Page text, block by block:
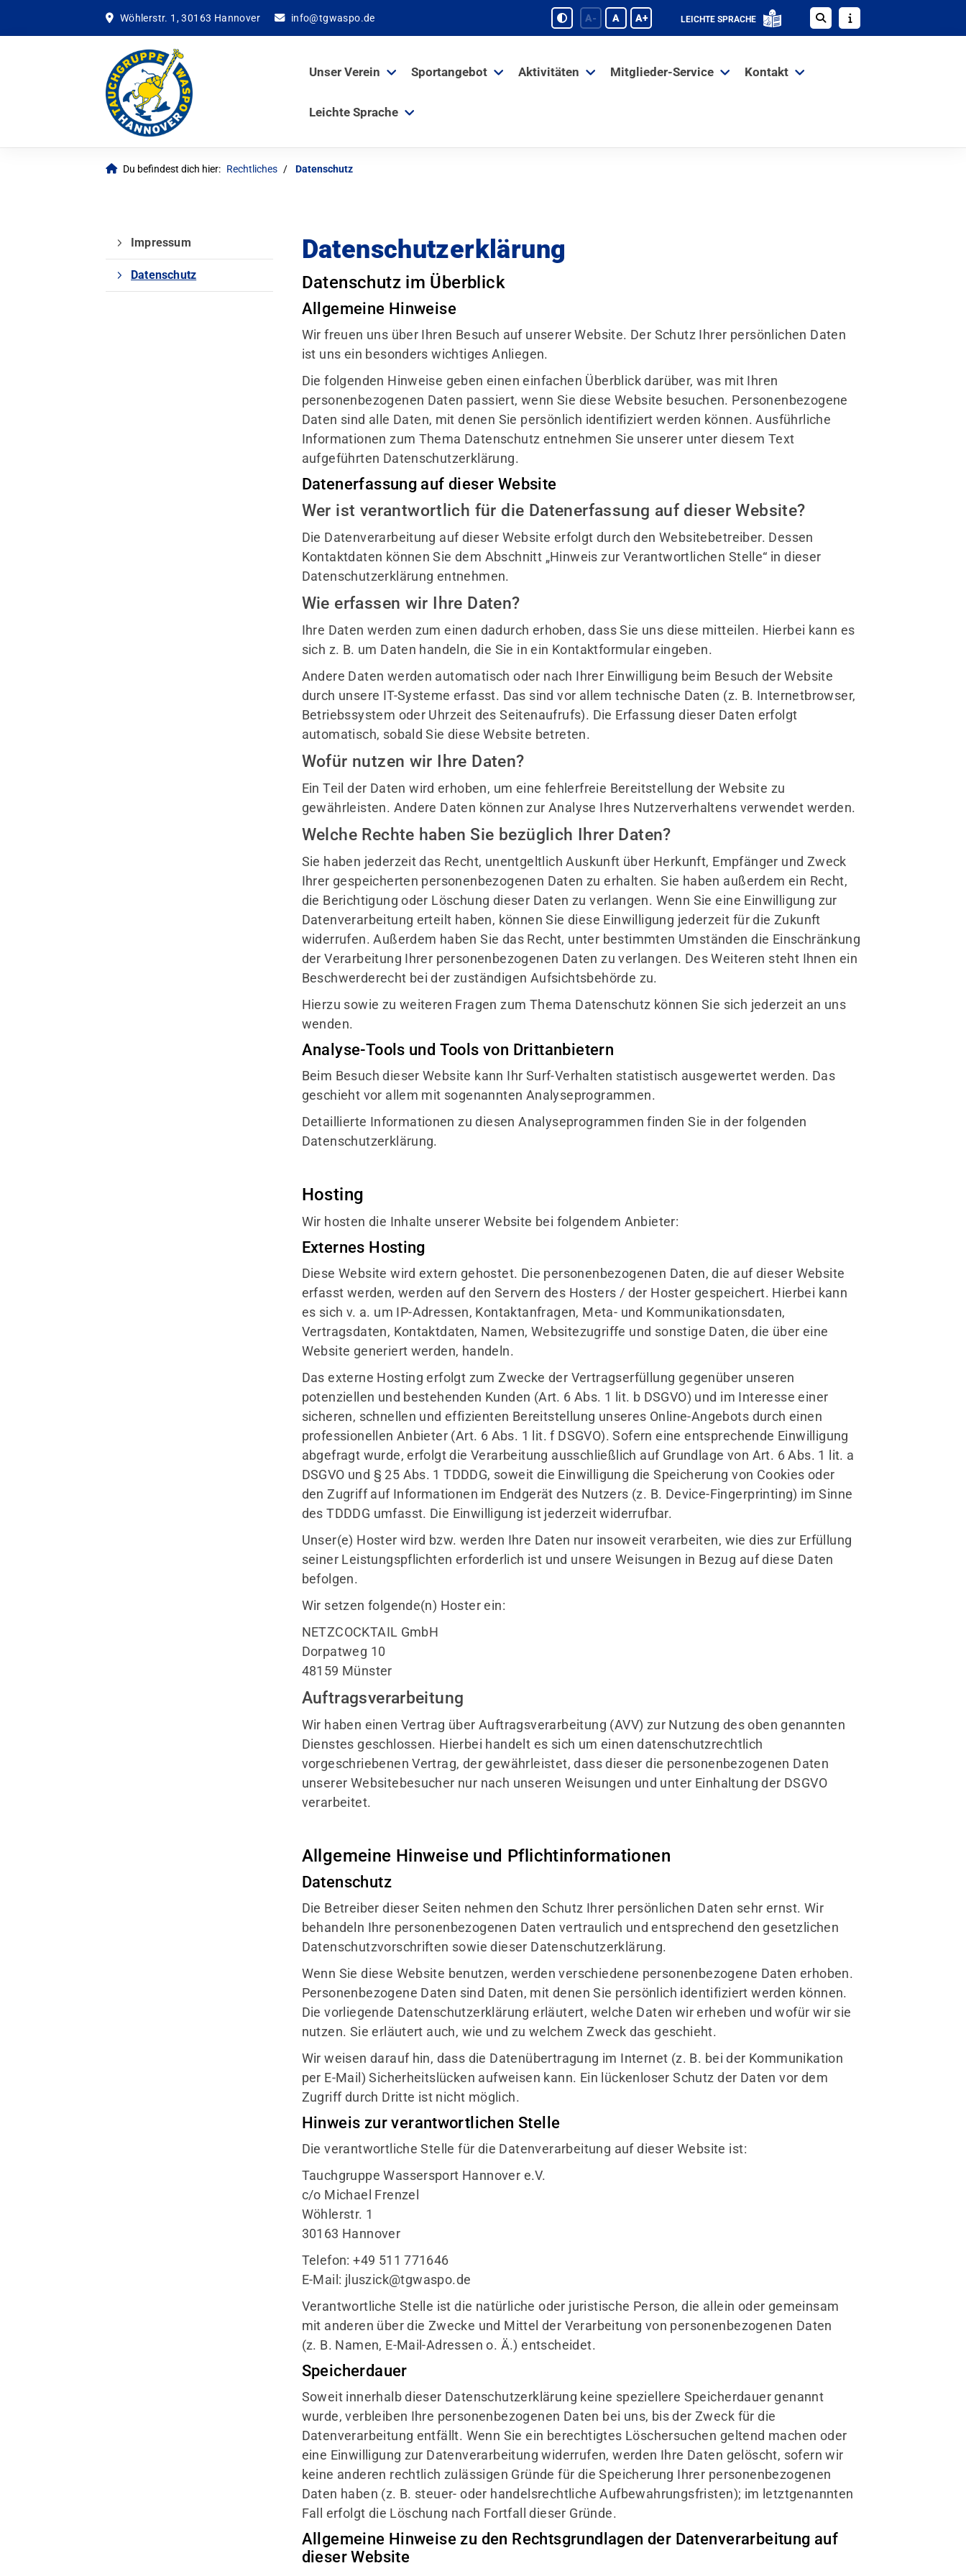
Wöhlerstr. 1, 30163 Hannover info@tgwaspo.de A- A A+ LEICHTE SPRACHE
Unser Verein Sportangebot Aktivitäten Mitglieder-Service Kontakt
Leichte Sprache
Du befindest dich hier: Rechtliches Datenschutz
Datenschutzerklärung
Datenschutz im Überblick
Allgemeine Hinweise
Wir freuen uns über Ihren Besuch auf unserer Website. Der Schutz Ihrer persönlichen Daten
ist uns ein besonders wichtiges Anliegen.
Die folgenden Hinweise geben einen einfachen Überblick darüber, was mit Ihren
personenbezogenen Daten passiert, wenn Sie diese Website besuchen. Personenbezogene
Daten sind alle Daten, mit denen Sie persönlich identifiziert werden können. Ausführliche
Informationen zum Thema Datenschutz entnehmen Sie unserer unter diesem Text
aufgeführten Datenschutzerklärung.
Datenerfassung auf dieser Website
Wer ist verantwortlich für die Datenerfassung auf dieser Website?
Die Datenverarbeitung auf dieser Website erfolgt durch den Websitebetreiber. Dessen
Kontaktdaten können Sie dem Abschnitt „Hinweis zur Verantwortlichen Stelle“ in dieser
Datenschutzerklärung entnehmen.
Wie erfassen wir Ihre Daten?
Ihre Daten werden zum einen dadurch erhoben, dass Sie uns diese mitteilen. Hierbei kann es
sich z. B. um Daten handeln, die Sie in ein Kontaktformular eingeben.
Andere Daten werden automatisch oder nach Ihrer Einwilligung beim Besuch der Website
durch unsere IT-Systeme erfasst. Das sind vor allem technische Daten (z. B. Internetbrowser,
Betriebssystem oder Uhrzeit des Seitenaufrufs). Die Erfassung dieser Daten erfolgt
automatisch, sobald Sie diese Website betreten.
Wofür nutzen wir Ihre Daten?
Ein Teil der Daten wird erhoben, um eine fehlerfreie Bereitstellung der Website zu
gewährleisten. Andere Daten können zur Analyse Ihres Nutzerverhaltens verwendet werden.
Welche Rechte haben Sie bezüglich Ihrer Daten?
Sie haben jederzeit das Recht, unentgeltlich Auskunft über Herkunft, Empfänger und Zweck
Ihrer gespeicherten personenbezogenen Daten zu erhalten. Sie haben außerdem ein Recht,
die Berichtigung oder Löschung dieser Daten zu verlangen. Wenn Sie eine Einwilligung zur
Datenverarbeitung erteilt haben, können Sie diese Einwilligung jederzeit für die Zukunft
widerrufen. Außerdem haben Sie das Recht, unter bestimmten Umständen die Einschränkung
der Verarbeitung Ihrer personenbezogenen Daten zu verlangen. Des Weiteren steht Ihnen ein
Beschwerderecht bei der zuständigen Aufsichtsbehörde zu.
Hierzu sowie zu weiteren Fragen zum Thema Datenschutz können Sie sich jederzeit an uns
wenden.
Analyse-Tools und Tools von Dritt­anbietern
Beim Besuch dieser Website kann Ihr Surf-Verhalten statistisch ausgewertet werden. Das
geschieht vor allem mit sogenannten Analyseprogrammen.
Detaillierte Informationen zu diesen Analyseprogrammen finden Sie in der folgenden
Datenschutzerklärung.
Hosting
Wir hosten die Inhalte unserer Website bei folgendem Anbieter:
Externes Hosting
Diese Website wird extern gehostet. Die personenbezogenen Daten, die auf dieser Website
erfasst werden, werden auf den Servern des Hosters / der Hoster gespeichert. Hierbei kann
es sich v. a. um IP-Adressen, Kontaktanfragen, Meta- und Kommunikationsdaten,
Vertragsdaten, Kontaktdaten, Namen, Websitezugriffe und sonstige Daten, die über eine
Website generiert werden, handeln.
Das externe Hosting erfolgt zum Zwecke der Vertragserfüllung gegenüber unseren
potenziellen und bestehenden Kunden (Art. 6 Abs. 1 lit. b DSGVO) und im Interesse einer
sicheren, schnellen und effizienten Bereitstellung unseres Online-Angebots durch einen
professionellen Anbieter (Art. 6 Abs. 1 lit. f DSGVO). Sofern eine entsprechende Einwilligung
abgefragt wurde, erfolgt die Verarbeitung ausschließlich auf Grundlage von Art. 6 Abs. 1 lit. a
DSGVO und § 25 Abs. 1 TDDDG, soweit die Einwilligung die Speicherung von Cookies oder
den Zugriff auf Informationen im Endgerät des Nutzers (z. B. Device-Fingerprinting) im Sinne
des TDDDG umfasst. Die Einwilligung ist jederzeit widerrufbar.
Unser(e) Hoster wird bzw. werden Ihre Daten nur insoweit verarbeiten, wie dies zur Erfüllung
seiner Leistungspflichten erforderlich ist und unsere Weisungen in Bezug auf diese Daten
befolgen.
Wir setzen folgende(n) Hoster ein:
NETZCOCKTAIL GmbH
Dorpatweg 10
48159 Münster
Auftragsverarbeitung
Wir haben einen Vertrag über Auftragsverarbeitung (AVV) zur Nutzung des oben genannten
Dienstes geschlossen. Hierbei handelt es sich um einen datenschutzrechtlich
vorgeschriebenen Vertrag, der gewährleistet, dass dieser die personenbezogenen Daten
unserer Websitebesucher nur nach unseren Weisungen und unter Einhaltung der DSGVO
verarbeitet.
Allgemeine Hinweise und Pflicht­informationen
Datenschutz
Die Betreiber dieser Seiten nehmen den Schutz Ihrer persönlichen Daten sehr ernst. Wir
behandeln Ihre personenbezogenen Daten vertraulich und entsprechend den gesetzlichen
Datenschutzvorschriften sowie dieser Datenschutzerklärung.
Wenn Sie diese Website benutzen, werden verschiedene personenbezogene Daten erhoben.
Personenbezogene Daten sind Daten, mit denen Sie persönlich identifiziert werden können.
Die vorliegende Datenschutzerklärung erläutert, welche Daten wir erheben und wofür wir sie
nutzen. Sie erläutert auch, wie und zu welchem Zweck das geschieht.
Wir weisen darauf hin, dass die Datenübertragung im Internet (z. B. bei der Kommunikation
per E-Mail) Sicherheitslücken aufweisen kann. Ein lückenloser Schutz der Daten vor dem
Zugriff durch Dritte ist nicht möglich.
Hinweis zur verantwortlichen Stelle
Die verantwortliche Stelle für die Datenverarbeitung auf dieser Website ist:
Tauchgruppe Wassersport Hannover e.V.
c/o Michael Frenzel
Wöhlerstr. 1
30163 Hannover
Telefon: +49 511 771646
E-Mail: jluszick@tgwaspo.de
Verantwortliche Stelle ist die natürliche oder juristische Person, die allein oder gemeinsam
mit anderen über die Zwecke und Mittel der Verarbeitung von personenbezogenen Daten
(z. B. Namen, E-Mail-Adressen o. Ä.) entscheidet.
Speicherdauer
Soweit innerhalb dieser Datenschutzerklärung keine speziellere Speicherdauer genannt
wurde, verbleiben Ihre personenbezogenen Daten bei uns, bis der Zweck für die
Datenverarbeitung entfällt. Wenn Sie ein berechtigtes Löschersuchen geltend machen oder
eine Einwilligung zur Datenverarbeitung widerrufen, werden Ihre Daten gelöscht, sofern wir
keine anderen rechtlich zulässigen Gründe für die Speicherung Ihrer personenbezogenen
Daten haben (z. B. steuer- oder handelsrechtliche Aufbewahrungsfristen); im letztgenannten
Fall erfolgt die Löschung nach Fortfall dieser Gründe.
Allgemeine Hinweise zu den Rechtsgrundlagen der Datenverarbeitung auf
dieser Website
Impressum
Datenschutz
Mitglieder-Service
Alles zur Mitgliedschaft
Ausrüstungsverleih
Formulare & Dokumente
Fragen & Antworten
Geschäftsstelle
TG Waspo Hannover
c/o Michael Frenzel